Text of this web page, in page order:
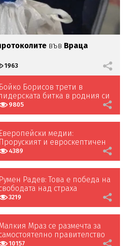
във Враца
1963
Бойко Борисов трети в
битка в родния си
9805
Еверопейски медии:
Проруският и евроскептичен
президент спечели
4389
Румен Радев: Това е победа на
над страха
3219
Мраз се размечта за
правителство
Радев
10157